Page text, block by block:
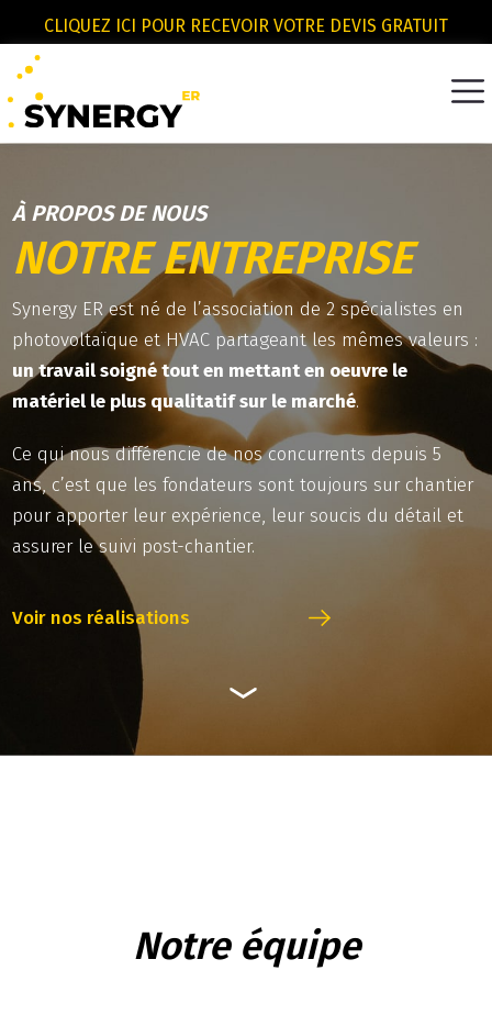
CLIQUEZ ICI POUR RECEVOIR VOTRE DEVIS GRATUIT
À PROPOS DE NOUS
NOTRE ENTREPRISE
Synergy ER est né de l’association de 2 spécialistes en
photovoltaïque et HVAC partageant les mêmes valeurs :
un travail soigné tout en mettant en oeuvre le
matériel le plus qualitatif sur le marché.
Ce qui nous différencie de nos concurrents depuis 5
ans, c’est que les fondateurs sont toujours sur chantier
pour apporter leur expérience, leur soucis du détail et
assurer le suivi post-chantier.
Voir nos réalisations
Notre équipe